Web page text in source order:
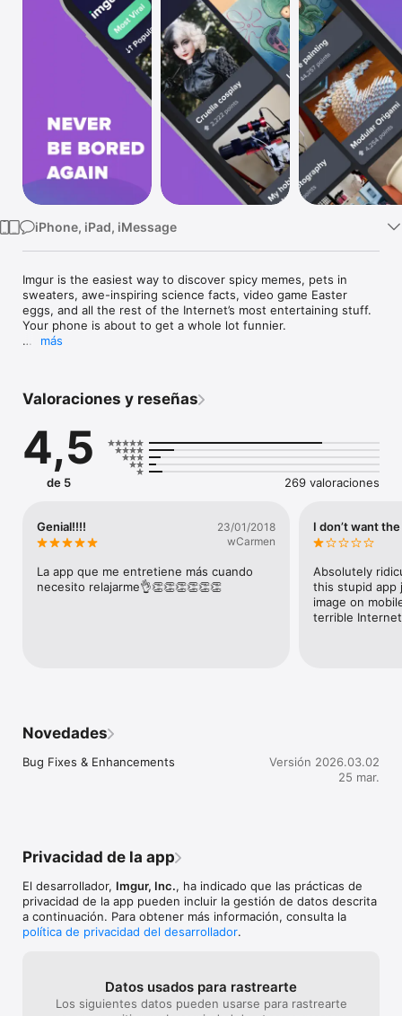
iPhone, iPad, iMessage
Imgur is the easiest way to discover spicy memes, pets in
sweaters, awe-inspiring science facts, video game Easter
eggs, and all the rest of the Internet’s most entertaining stuff.
Your phone is about to get a whole lot funnier.
• Every minute there’s a fresh batch of posts that will make
• Explore your passions. Movies, comics, puns, cosplay, art,
fail GIFs, board games, First World problems, Pokemon.
Whatever you’re into, you’ll find more of it on Imgur.
• Did you know a cat has 32 muscles in each ear? You will now.
más
Valoraciones y reseñas
4,5
de 5 269 valoraciones
Genial!!!!
23/01/2018
wCarmen
La app que me entretiene más cuando
necesito relajarme👌👏👏👏👏👏👏
I don’t want
Absolutely
this stupid app
image on
terrible
Novedades
Bug Fixes & Enhancements
Versión 2026.03.02
25 mar.
Privacidad de la app
El desarrollador, Imgur, Inc., ha indicado que las prácticas de
privacidad de la app pueden incluir la gestión de datos descrita
a continuación. Para obtener más información, consulta la
política de privacidad del desarrollador.
Datos usados para rastrearte
Los siguientes datos pueden usarse para rastrearte